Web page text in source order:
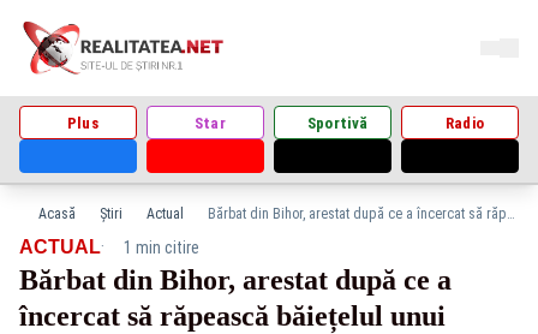
Plus Star Sportivă Radio
Acasă Știri Actual Bărbat din Bihor, arestat după ce a încercat să răpească băiețelul unui cuplu de polițiști
ACTUAL· 1 min citire
Bărbat din Bihor, arestat după ce a
încercat să răpească băiețelul unui